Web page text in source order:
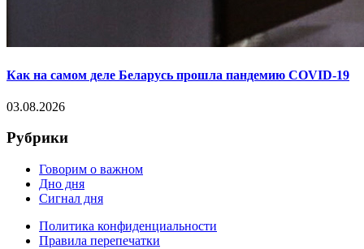
Как на самом деле Беларусь прошла пандемию COVID-19
03.08.2026
Рубрики
Говорим о важном
Дно дня
Сигнал дня
Политика конфиденциальности
Правила перепечатки